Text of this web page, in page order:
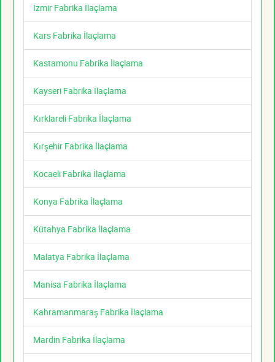
İzmir Fabrika İlaçlama
Kars Fabrika İlaçlama
Kastamonu Fabrika İlaçlama
Kayseri Fabrika İlaçlama
Kırklareli Fabrika İlaçlama
Kırşehir Fabrika İlaçlama
Kocaeli Fabrika İlaçlama
Konya Fabrika İlaçlama
Kütahya Fabrika İlaçlama
Malatya Fabrika İlaçlama
Manisa Fabrika İlaçlama
Kahramanmaraş Fabrika İlaçlama
Mardin Fabrika İlaçlama